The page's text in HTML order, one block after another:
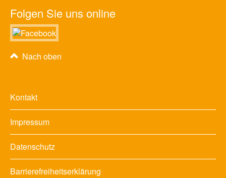
Folgen Sie uns online
Nach oben
Kontakt
Impressum
Datenschutz
Barrierefreiheitserklärung